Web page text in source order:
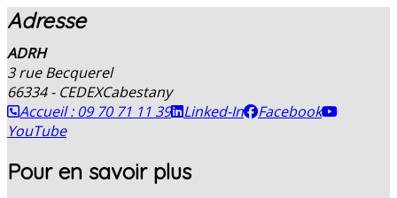
Adresse
ADRH
3 rue Becquerel
66334 - CEDEXCabestany
Accueil : 09 70 71 11 39
Linked-In
Facebook
YouTube
Pour en savoir plus